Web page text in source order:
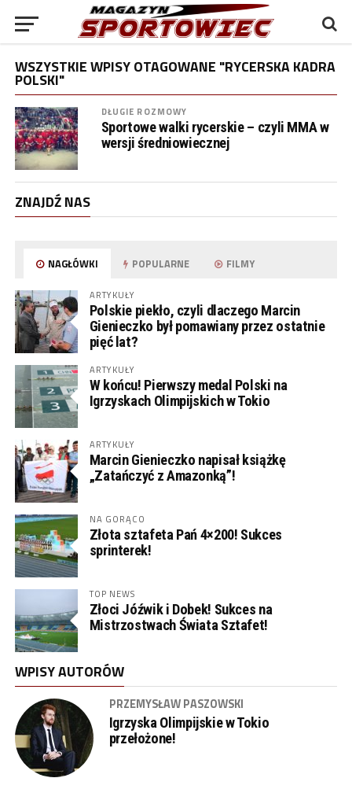
WSZYSTKIE WPISY OTAGOWANE "RYCERSKA KADRA
POLSKI"
DŁUGIE ROZMOWY
Sportowe walki rycerskie – czyli MMA w
wersji średniowiecznej
ZNAJDŹ NAS
NAGŁÓWKI POPULARNE FILMY
ARTYKUŁY
Polskie piekło, czyli dlaczego Marcin
Gienieczko był pomawiany przez ostatnie
pięć lat?
ARTYKUŁY
W końcu! Pierwszy medal Polski na
Igrzyskach Olimpijskich w Tokio
ARTYKUŁY
Marcin Gienieczko napisał książkę
„Zatańczyć z Amazonką”!
NA GORĄCO
Złota sztafeta Pań 4×200! Sukces
sprinterek!
TOP NEWS
Złoci Jóźwik i Dobek! Sukces na
Mistrzostwach Świata Sztafet!
WPISY AUTORÓW
PRZEMYSŁAW PASZOWSKI
Igrzyska Olimpijskie w Tokio
przełożone!